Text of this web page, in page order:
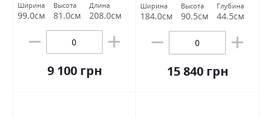
Ширина
99.0см
Высота
81.0см
Длина
208.0см
9 100 грн
Ширина
184.0см
Высота
90.5см
Глубина
44.5см
15 840 грн